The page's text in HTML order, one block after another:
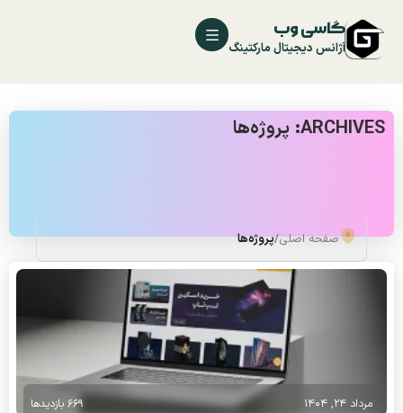
گاسی وب
آژانس دیجیتال مارکتینگ
ARCHIVES: پروژه‌ها
صفحه اصلی/پروژه‌ها
مرداد 24, 1404 669 بازدیدها